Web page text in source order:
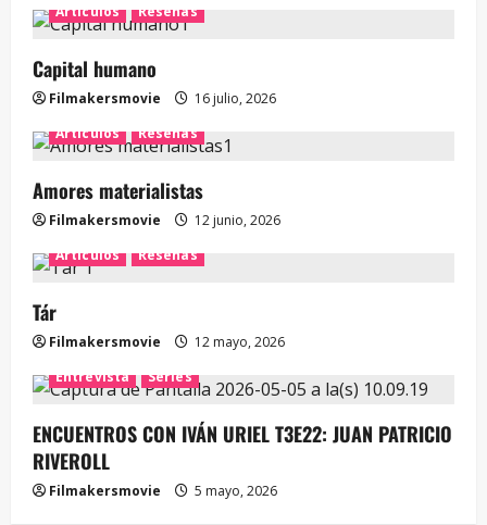
Artículos Reseñas
Capital humano
Filmakersmovie
16 julio, 2026
Artículos
Reseñas
Amores materialistas
Filmakersmovie
12 junio, 2026
Artículos
Reseñas
Tár
Filmakersmovie
12 mayo, 2026
Entrevista
Series
ENCUENTROS CON IVÁN URIEL T3E22: JUAN PATRICIO
RIVEROLL
Filmakersmovie 5 mayo, 2026